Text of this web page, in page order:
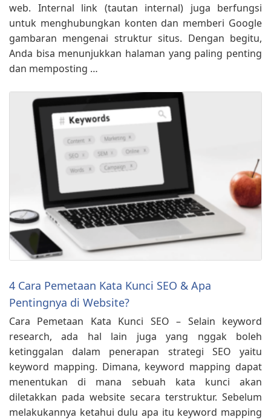
web. Internal link (tautan internal) juga berfungsi
untuk menghubungkan konten dan memberi Google
gambaran mengenai struktur situs. Dengan begitu,
Anda bisa menunjukkan halaman yang paling penting
dan memposting …
4 Cara Pemetaan Kata Kunci SEO & Apa
Pentingnya di Website?
Cara Pemetaan Kata Kunci SEO – Selain keyword
research, ada hal lain juga yang nggak boleh
ketinggalan dalam penerapan strategi SEO yaitu
keyword mapping. Dimana, keyword mapping dapat
menentukan di mana sebuah kata kunci akan
diletakkan pada website secara terstruktur. Sebelum
melakukannya ketahui dulu apa itu keyword mapping